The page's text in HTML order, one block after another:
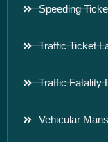
Speeding
Traffic Ticket
Traffic Fatality
Vehicular